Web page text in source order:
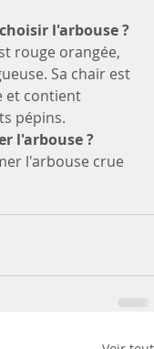
l'arbouse ?
rouge orangée,
Sa chair est
et contient
pépins.
l'arbouse ?
l'arbouse crue